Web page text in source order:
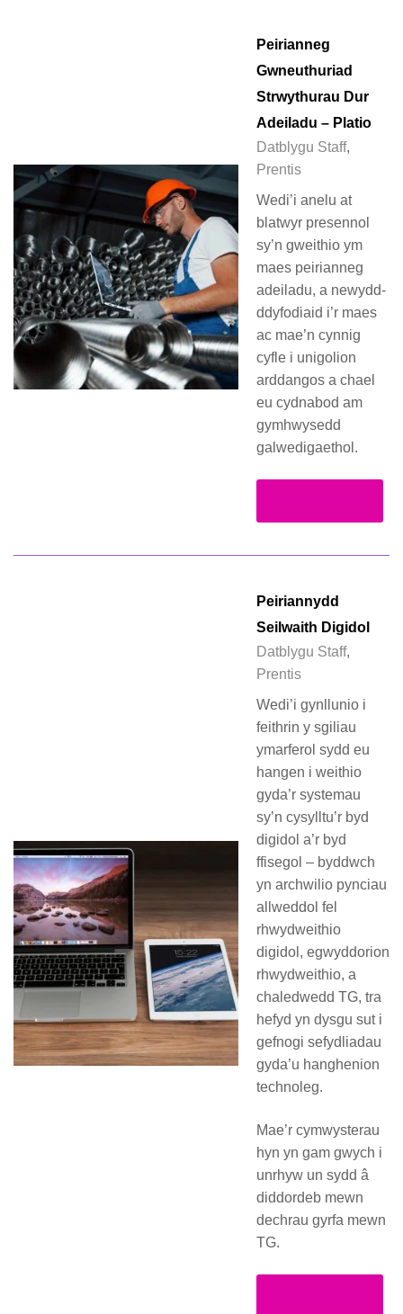
Peirianneg
Gwneuthuriad
Strwythurau Dur
Adeiladu – Platio
Datblygu Staff,
Prentis
Wedi’i anelu at
blatwyr presennol
sy’n gweithio ym
maes peirianneg
adeiladu, a newydd-
ddyfodiaid i’r maes
ac mae’n cynnig
cyfle i unigolion
arddangos a chael
eu cydnabod am
gymhwysedd
galwedigaethol.
Peiriannydd
Seilwaith Digidol
Datblygu Staff,
Prentis
Wedi’i gynllunio i
feithrin y sgiliau
ymarferol sydd eu
hangen i weithio
gyda’r systemau
sy’n cysylltu’r byd
digidol a’r byd
ffisegol – byddwch
yn archwilio pynciau
allweddol fel
rhwydweithio
digidol, egwyddorion
rhwydweithio, a
chaledwedd TG, tra
hefyd yn dysgu sut i
gefnogi sefydliadau
gyda’u hanghenion
technoleg.
Mae’r cymwysterau
hyn yn gam gwych i
unrhyw un sydd â
diddordeb mewn
dechrau gyrfa mewn
TG.